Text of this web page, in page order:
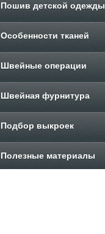
Пошив детской одежды
Особенности тканей
Швейные операции
Швейная фурнитура
Подбор выкроек
Полезные материалы